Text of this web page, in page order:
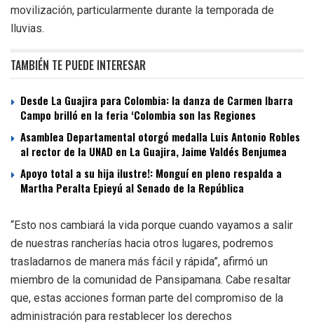
movilización, particularmente durante la temporada de
lluvias.
TAMBIÉN TE PUEDE INTERESAR
Desde La Guajira para Colombia: la danza de Carmen Ibarra
Campo brilló en la feria ‘Colombia son las Regiones
Asamblea Departamental otorgó medalla Luis Antonio Robles
al rector de la UNAD en La Guajira, Jaime Valdés Benjumea
Apoyo total a su hija ilustre!: Monguí en pleno respalda a
Martha Peralta Epieyú al Senado de la República
“Esto nos cambiará la vida porque cuando vayamos a salir
de nuestras rancherías hacia otros lugares, podremos
trasladarnos de manera más fácil y rápida”, afirmó un
miembro de la comunidad de Pansipamana. Cabe resaltar
que, estas acciones forman parte del compromiso de la
administración para restablecer los derechos